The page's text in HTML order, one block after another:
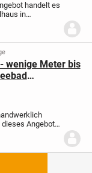
handelt es
in
befinden sich
zu dieser
wenige Meter bis
Angebot
im